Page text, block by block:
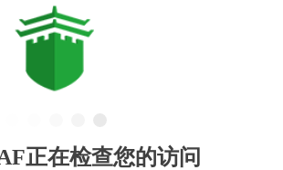
正在检查您的访问